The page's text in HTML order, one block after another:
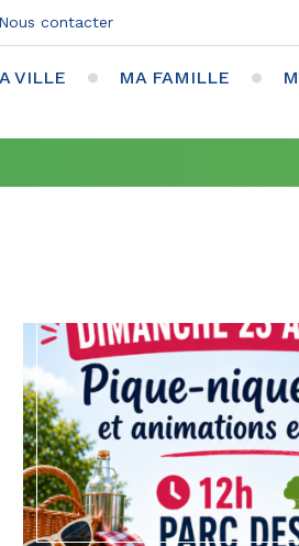
Nous contacter
VILLE MA FAMILLE